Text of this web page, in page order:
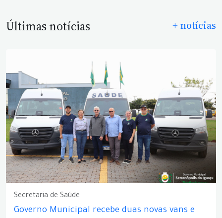
Últimas notícias + notícias
Secretaria de Saúde
Governo Municipal recebe duas novas vans e